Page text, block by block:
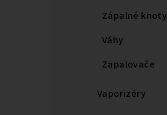
Zápalné knoty
Váhy
Zapalovače
Vaporizéry